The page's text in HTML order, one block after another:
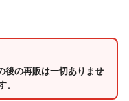
後の再販は一切ありませ